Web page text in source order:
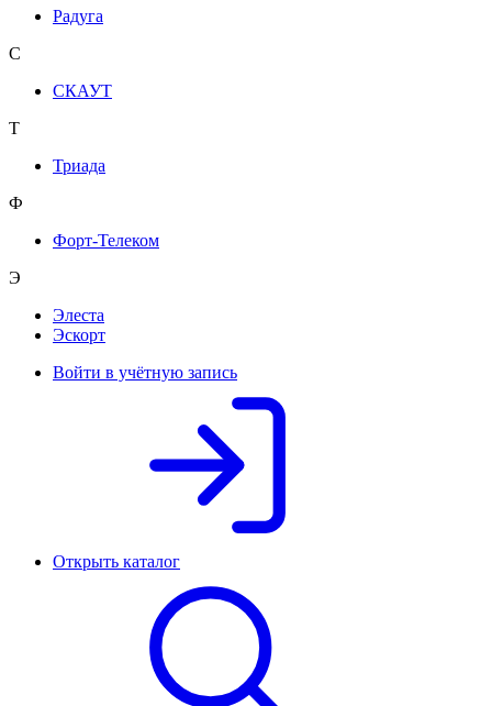
Радуга
С
СКАУТ
Т
Триада
Ф
Форт-Телеком
Э
Элеста
Эскорт
Войти в учётную запись
Открыть каталог